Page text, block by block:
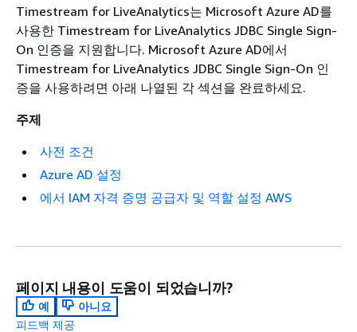
Timestream for LiveAnalytics는 Microsoft Azure AD를
사용한 Timestream for LiveAnalytics JDBC Single Sign-
On 인증을 지원합니다. Microsoft Azure AD에서
Timestream for LiveAnalytics JDBC Single Sign-On 인
증을 사용하려면 아래 나열된 각 섹션을 완료하세요.
주제
사전 조건
Azure AD 설정
에서 IAM 자격 증명 공급자 및 역할 설정 AWS
페이지 내용이 도움이 되었습니까?
예
아니요
피드백 제공